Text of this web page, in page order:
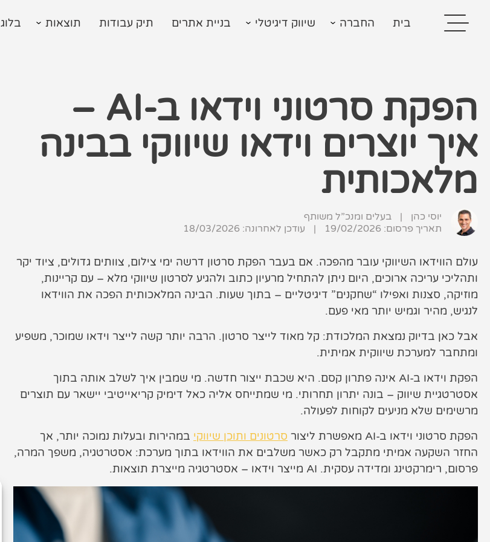
בית החברה שיווק דיגיטלי בניית אתרים תיק עבודות תוצאות בלוג
בית
בניית אתרים
קידום אתרים
פרסום בגוגל
שיווק לאתרי סחר
קייס סטאדי
צור קשר
073-7028000
הפלד 7, חולון
הפקת סרטוני וידאו ב-AI –
איך יוצרים וידאו שיווקי בבינה
מלאכותית
יוסי כהן |
בעלים ומנכ”ל משותף
תאריך פרסום: 19/02/2026
| עודכן לאחרונה: 18/03/2026
עולם הווידאו השיווקי עובר מהפכה. אם בעבר הפקת סרטון דרשה ימי צילום, צוותים גדולים, ציוד יקר
ותהליכי עריכה ארוכים, היום ניתן להתחיל מרעיון כתוב ולהגיע לסרטון שיווקי מלא – עם קריינות,
מוזיקה, סצנות ואפילו “שחקנים” דיגיטליים – בתוך שעות. הבינה המלאכותית הפכה את הווידאו
לנגיש, מהיר וגמיש יותר מאי פעם.
אבל כאן בדיוק נמצאת המלכודת: קל מאוד לייצר סרטון. הרבה יותר קשה לייצר וידאו שמוכר, משפיע
ומתחבר למערכת שיווקית אמיתית.
הפקת וידאו ב-AI אינה פתרון קסם. היא שכבת ייצור חדשה. מי שמבין איך לשלב אותה בתוך
אסטרטגיית שיווק – בונה יתרון תחרותי. מי שמתייחס אליה כאל דימיק קריאייטיבי יישאר עם תוצרים
מרשימים שלא מניעים לקוחות לפעולה.
הפקת סרטוני וידאו ב-AI מאפשרת ליצור
סרטונים ותוכן שיווקי במהירות ובעלות נמוכה יותר, אך
החזר השקעה אמיתי מתקבל רק כאשר משלבים את הווידאו בתוך מערכת: אסטרטגיה, משפך המרה,
פרסום, רימרקטינג ומדידה עסקית. AI מייצר וידאו – אסטרטגיה מייצרת תוצאות.